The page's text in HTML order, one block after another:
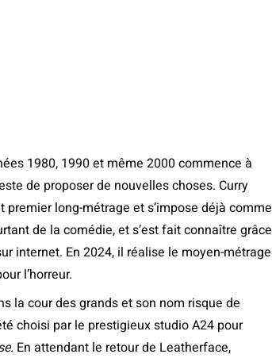
1980, 1990 et même 2000 commence à
de proposer de nouvelles choses. Curry
long-métrage et s’impose déjà comme
de la comédie, et s’est fait connaître grâce
internet. En 2024, il réalise le moyen-métrage
l’horreur.
la cour des grands et son nom risque de
choisi par le prestigieux studio A24 pour
. En attendant le retour de Leatherface,